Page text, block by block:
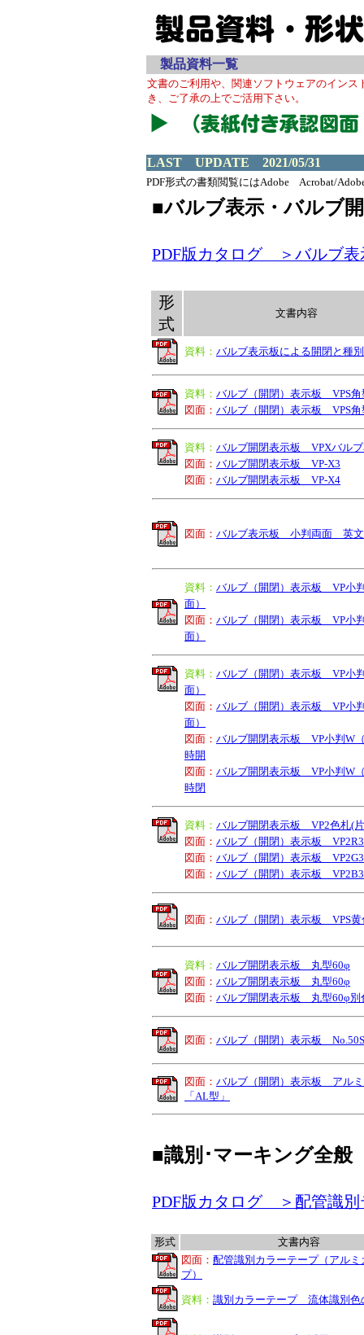
製品資料一覧
文書のご利用や、関連ソフトウェアのイン
き、ご了承の上でご活用下さい。
LAST UPDATE 2021/05/31
PDF形式の書類閲覧にはAdobe Acrobat/
■バルブ表示・バルブ
PDF版カタログ ＞バルブ表
形
式
文書内容
資料： バルブ表示板による開閉と種
資料 ： バルブ（開閉）表示板 VPS角
図面： バルブ（開閉）表示板 VPS角
資料 ： バルブ開閉表示板 VPXバル
図面： バルブ開閉表示板 VP-X3
図面： バルブ開閉表示板 VP-X4
図面 ： バルブ表示板 小判両面 英文
資料 ： バルブ（開閉）表示板 VP小
面）
図面： バルブ（開閉）表示板 VP小
面）
資料 ： バルブ（開閉）表示板 VP小
面）
図面： バルブ（開閉）表示板 VP小
面）
図面： バルブ開閉表示板 VP小判W
時開
図面： バルブ開閉表示板 VP小判W
時閉
資料 ： バルブ開閉表示板 VP2色札(
図面： バルブ（開閉）表示板
図面： バルブ（開閉）表示板 VP2G3
図面： バルブ（開閉）表示板
図面： バルブ（開閉）表示板 VPS黄
資料 ： バルブ開閉表示板 丸型60φ
図面： バルブ開閉表示板 丸型60φ
図面： バルブ開閉表示板 丸型60φ別
図面： バルブ（開閉）表示板
図面： バルブ（開閉）表示板 アル
「AL型」
■識別･マーキング全般
PDF版カタログ ＞配管識別
形式
文書内容
図面： 配管識別カラーテープ（アルミ
プ）
資料： 識別カラーテープ 流体識別色